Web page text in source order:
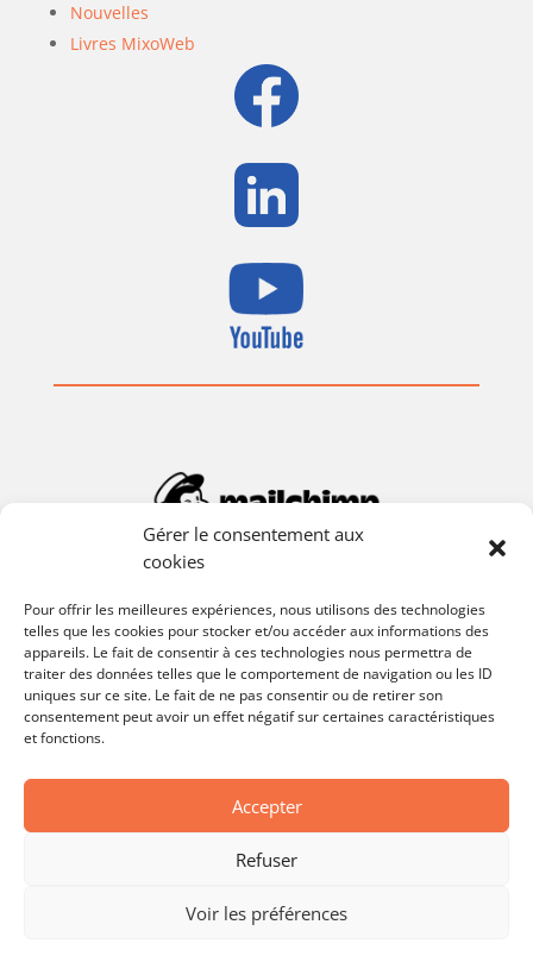
Gérer le consentement aux
cookies
Pour offrir les meilleures expériences, nous utilisons des technologies
telles que les cookies pour stocker et/ou accéder aux informations des
appareils. Le fait de consentir à ces technologies nous permettra de
traiter des données telles que le comportement de navigation ou les ID
uniques sur ce site. Le fait de ne pas consentir ou de retirer son
consentement peut avoir un effet négatif sur certaines caractéristiques
et fonctions.
Accepter
Refuser
Voir les préférences
Nouvelles
Livres MixoWeb